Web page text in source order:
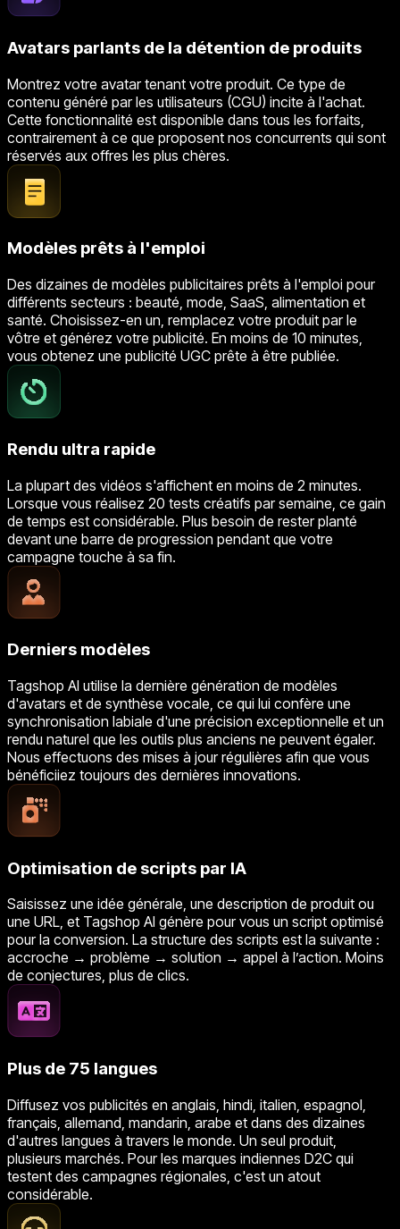
Avatars parlants de la détention de produits
Montrez votre avatar tenant votre produit. Ce type de
contenu généré par les utilisateurs (CGU) incite à l'achat.
Cette fonctionnalité est disponible dans tous les forfaits,
contrairement à ce que proposent nos concurrents qui sont
réservés aux offres les plus chères.
Modèles prêts à l'emploi
Des dizaines de modèles publicitaires prêts à l'emploi pour
différents secteurs : beauté, mode, SaaS, alimentation et
santé. Choisissez-en un, remplacez votre produit par le
vôtre et générez votre publicité. En moins de 10 minutes,
vous obtenez une publicité UGC prête à être publiée.
Rendu ultra rapide
La plupart des vidéos s'affichent en moins de 2 minutes.
Lorsque vous réalisez 20 tests créatifs par semaine, ce gain
de temps est considérable. Plus besoin de rester planté
devant une barre de progression pendant que votre
campagne touche à sa fin.
Derniers modèles
Tagshop AI utilise la dernière génération de modèles
d'avatars et de synthèse vocale, ce qui lui confère une
synchronisation labiale d'une précision exceptionnelle et un
rendu naturel que les outils plus anciens ne peuvent égaler.
Nous effectuons des mises à jour régulières afin que vous
bénéficiiez toujours des dernières innovations.
Optimisation de scripts par IA
Saisissez une idée générale, une description de produit ou
une URL, et Tagshop AI génère pour vous un script optimisé
pour la conversion. La structure des scripts est la suivante :
accroche → problème → solution → appel à l’action. Moins
de conjectures, plus de clics.
Plus de 75 langues
Diffusez vos publicités en anglais, hindi, italien, espagnol,
français, allemand, mandarin, arabe et dans des dizaines
d'autres langues à travers le monde. Un seul produit,
plusieurs marchés. Pour les marques indiennes D2C qui
testent des campagnes régionales, c'est un atout
considérable.